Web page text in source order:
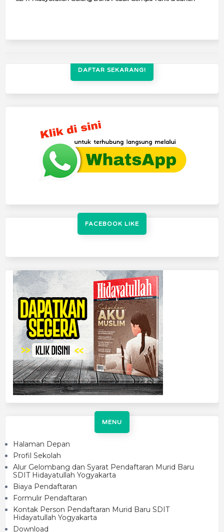
DAFTAR SEKARANG!
FACEBOOK LIKE
MENU
Halaman Depan
Profil Sekolah
Alur Gelombang dan Syarat Pendaftaran Murid Baru
SDIT Hidayatullah Yogyakarta
Biaya Pendaftaran
Formulir Pendaftaran
Kontak Person Pendaftaran Murid Baru SDIT
Hidayatullah Yogyakarta
Download